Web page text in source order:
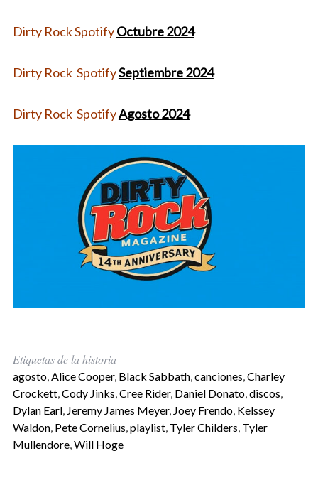
Dirty Rock SpotifyOctubre 2024
Dirty Rock SpotifySeptiembre 2024
Dirty Rock SpotifyAgosto 2024
Etiquetas de la historia
agosto, Alice Cooper, Black Sabbath, canciones Charley
Crockett, Cody Jinks Cree Rider, Daniel Donato, discos
Dylan Earl, Jeremy James Meyer, Joey Frendo, Kelssey
Waldon, Pete Cornelius playlist, Tyler Childers Tyler
Mullendore, Will Hoge